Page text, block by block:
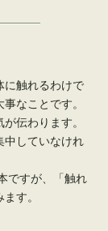
に触れるわけで
なことです。
伝わります。
中していなけれ
ですが、「触れ
す。